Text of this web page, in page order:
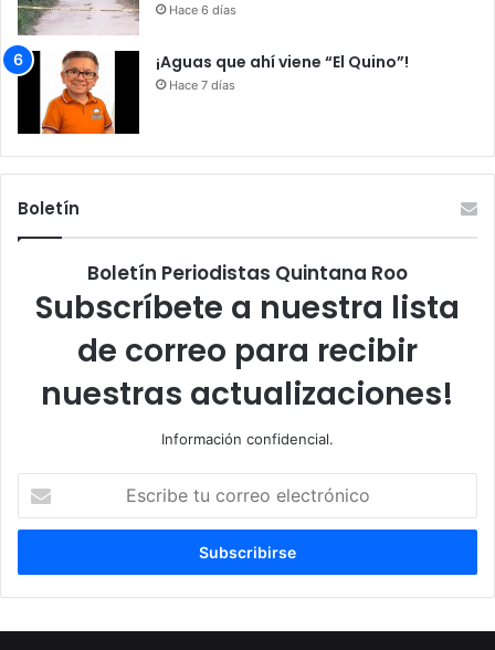
Hace 6 días
¡Aguas que ahí viene “El Quino”!
Hace 7 días
Boletín
Boletín Periodistas Quintana Roo
Subscríbete a nuestra lista
de correo para recibir
nuestras actualizaciones!
Información confidencial.
correo